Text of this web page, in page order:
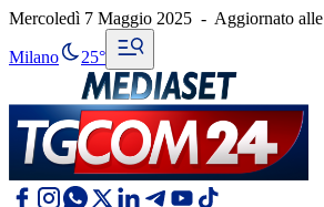
Mercoledì 7 Maggio 2025 - Aggiornato alle
Milano 25°